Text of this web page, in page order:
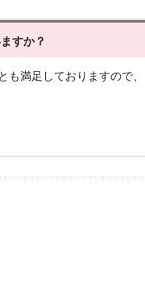
すか？
満足しておりますので、